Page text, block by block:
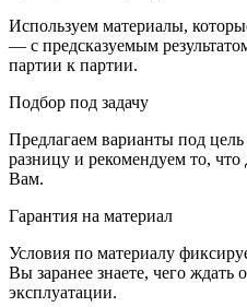
Используем материалы,
— с предсказуемым
партии к партии.
Подбор под задачу
Предлагаем варианты под
разницу и рекомендуем то,
Вам.
Гарантия на материал
Условия по материалу
Вы заранее знаете, чего
эксплуатации.